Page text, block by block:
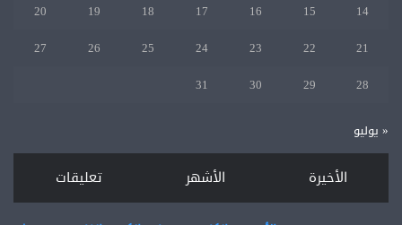
14
15
16
17
18
19
20
21
22
23
24
25
26
27
28
29
30
31
« يوليو
الأخيرة الأشهر تعليقات